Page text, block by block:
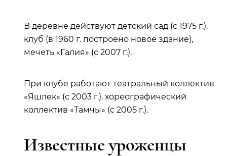
В деревне действуют детский сад (с 1975 г.),
клуб (в 1960 г. построено новое здание),
мечеть «Галия» (с 2007 г.).
При клубе работают театральный коллектив
«Яшлек» (с 2003 г.), хореографический
коллектив «Тамчы» (с 2005 г.).
Известные уроженцы